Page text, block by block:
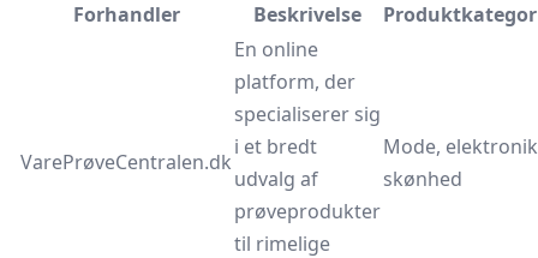
Forhandler
Beskrivelse
VarePrøveCentralen.dk
En online
platform, der
specialiserer sig
i et bredt
udvalg af
prøveprodukter
til rimelige
Mode,
skønhed